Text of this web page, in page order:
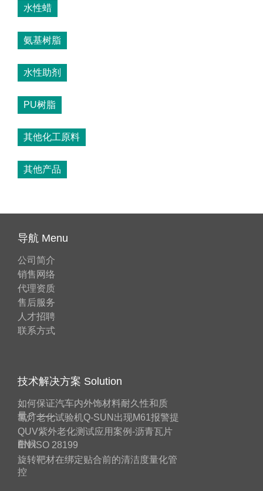
水性蜡
氨基树脂
水性助剂
PU树脂
其他化工原料
其他产品
导航 Menu
公司简介
销售网络
代理资质
售后服务
人才招聘
联系方式
技术解决方案 Solution
如何保证汽车内外饰材料耐久性和质
量？——
氙灯老化试验机Q-SUN出现M61报警提
QUV紫外老化测试应用案例-沥青瓦片
耐候
EN ISO 28199
旋转靶材在绑定贴合前的清洁度量化管
控